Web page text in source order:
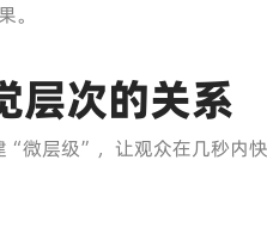
。
层次的关系
微层级”，让观众在几秒内快